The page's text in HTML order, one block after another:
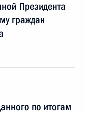
Президента
граждан
по итогам